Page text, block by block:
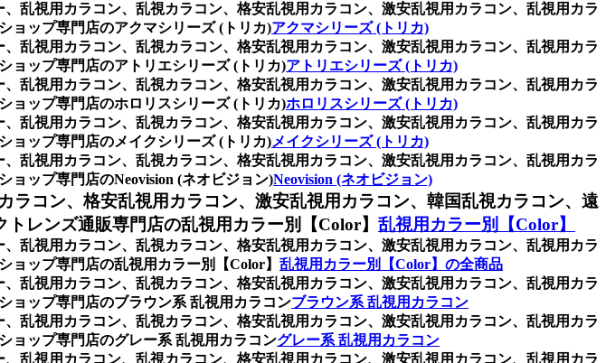
、乱視用カラコン、乱視カラコン、格安乱視用カラコン、激安乱視用カラコン、乱視用カラ
ョップ専門店のアクマシリーズ (トリカ)アクマシリーズ (トリカ)
、乱視用カラコン、乱視カラコン、格安乱視用カラコン、激安乱視用カラコン、乱視用カラ
ョップ専門店のアトリエシリーズ (トリカ)アトリエシリーズ (トリカ)
、乱視用カラコン、乱視カラコン、格安乱視用カラコン、激安乱視用カラコン、乱視用カラ
ョップ専門店のホロリスシリーズ (トリカ)ホロリスシリーズ (トリカ)
、乱視用カラコン、乱視カラコン、格安乱視用カラコン、激安乱視用カラコン、乱視用カラ
ョップ専門店のメイクシリーズ (トリカ)メイクシリーズ (トリカ)
、乱視用カラコン、乱視カラコン、格安乱視用カラコン、激安乱視用カラコン、乱視用カラ
ョップ専門店のNeovision (ネオビジョン)Neovision (ネオビジョン)
ラコン、格安乱視用カラコン、激安乱視用カラコン、韓国乱視カラコン、遠
レンズ通販専門店の乱視用カラー別【Color】 乱視用カラー別【Color】
、乱視用カラコン、乱視カラコン、格安乱視用カラコン、激安乱視用カラコン、乱視用カラ
ップ専門店の乱視用カラー別【Color】 乱視用カラー別【Color】の全商品
、乱視用カラコン、乱視カラコン、格安乱視用カラコン、激安乱視用カラコン、乱視用カラ
ョップ専門店のブラウン系 乱視用カラコンブラウン系 乱視用カラコン
、乱視用カラコン、乱視カラコン、格安乱視用カラコン、激安乱視用カラコン、乱視用カラ
ョップ専門店のグレー系 乱視用カラコングレー系 乱視用カラコン
、乱視用カラコン、乱視カラコン、格安乱視用カラコン、激安乱視用カラコン、乱視用カラ